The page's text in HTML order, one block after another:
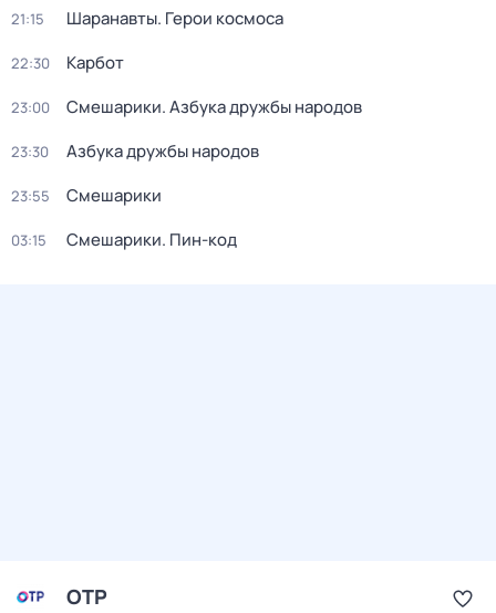
21:15 Шаранавты. Герои космоса
22:30 Карбот
23:00 Смешарики. Азбука дружбы народов
23:30 Азбука дружбы народов
23:55 Смешарики
03:15 Смешарики. Пин-код
ОТР